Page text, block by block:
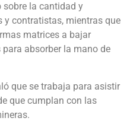
sobre la cantidad y
y contratistas, mientras que
matrices a bajar
absorber la mano de
que se trabaja para asistir
que cumplan con las